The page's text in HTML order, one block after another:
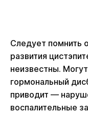
Следует помнить
развития
неизвестны.
гормональный
приводит —
воспалительные